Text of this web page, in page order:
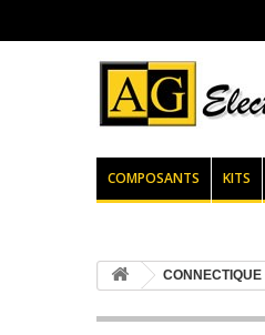
COMPOSANTS KITS
CONNECTIQUE